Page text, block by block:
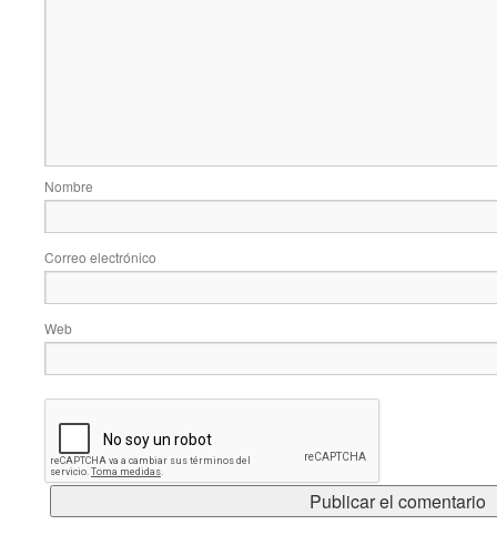
Nombre
Correo electrónico
Web